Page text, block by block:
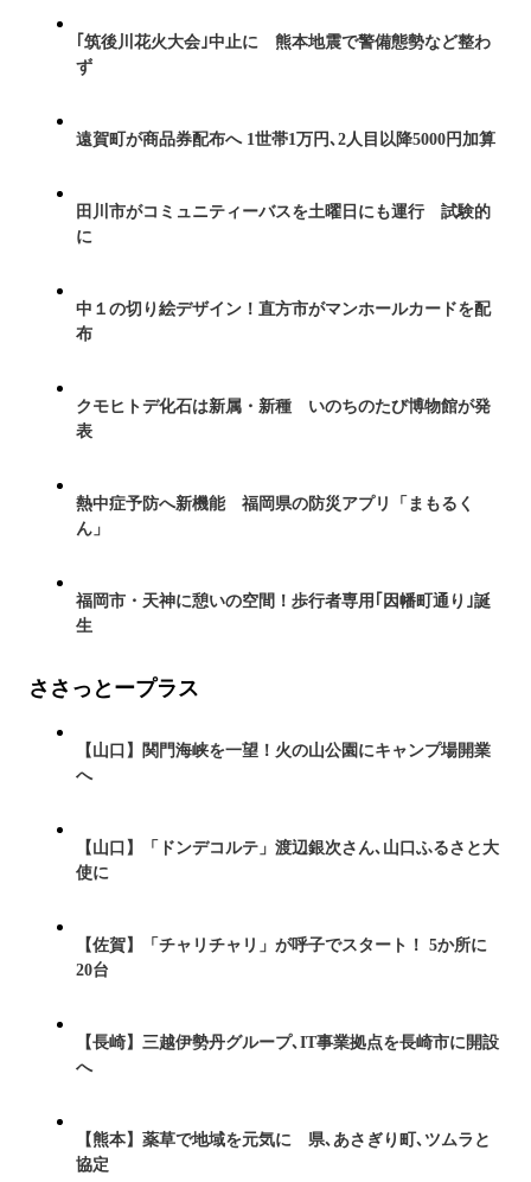
｢筑後川花火大会｣中止に 熊本地震で警備態勢など整わ
ず
遠賀町が商品券配布へ 1世帯1万円､2人目以降5000円加算
田川市がコミュニティーバスを土曜日にも運行 試験的
に
中１の切り絵デザイン！直方市がマンホールカードを配
布
クモヒトデ化石は新属・新種 いのちのたび博物館が発
表
熱中症予防へ新機能 福岡県の防災アプリ「まもるく
ん」
福岡市・天神に憩いの空間！歩行者専用｢因幡町通り｣誕
生
ささっとープラス
【山口】関門海峡を一望！火の山公園にキャンプ場開業
へ
【山口】「ドンデコルテ」渡辺銀次さん､山口ふるさと大
使に
【佐賀】「チャリチャリ」が呼子でスタート！ 5か所に
20台
【長崎】三越伊勢丹グループ､IT事業拠点を長崎市に開設
へ
【熊本】薬草で地域を元気に 県､あさぎり町､ツムラと
協定